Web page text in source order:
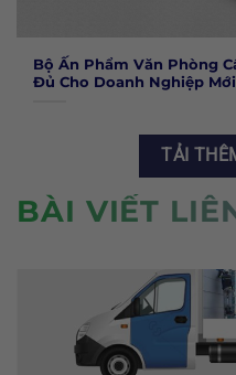
Bộ Ấn Phẩm Văn Phòng
Đủ Cho Doanh Nghiệp
TẢI
BÀI VIẾT